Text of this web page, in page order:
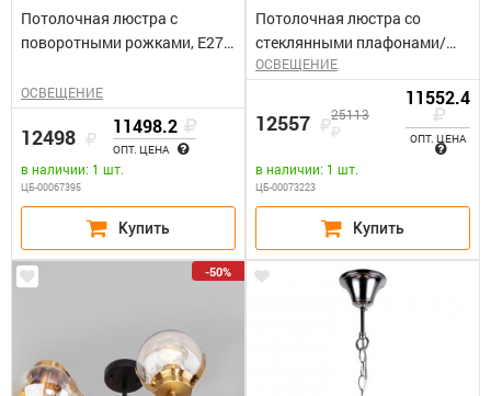
Потолочная люстра с
поворотными рожками, Е27
ОСВЕЩЕНИЕ
12498 11498.2
ОПТ. ЦЕНА
в наличии: 1 шт.
ЦБ-00067395
Потолочная люстра со
стеклянными плафонами/
латунь
ОСВЕЩЕНИЕ
12557 25113
11552.4
ОПТ. ЦЕНА
в наличии: 1 шт.
ЦБ-00073223
-50%